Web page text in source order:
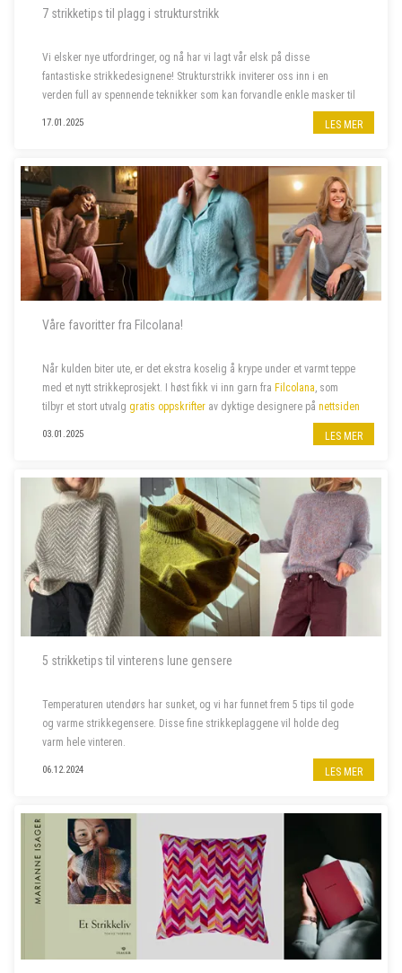
7 strikketips til plagg i strukturstrikk
Vi elsker nye utfordringer, og nå har vi lagt vår elsk på disse
fantastiske strikkedesignene! Strukturstrikk inviterer oss inn i en
verden full av spennende teknikker som kan forvandle enkle masker til
imponerende plagg. Dette er prosjektene som skal på våre pinner
17.01.2025 LES MER
Våre favoritter fra Filcolana!
Når kulden biter ute, er det ekstra koselig å krype under et varmt teppe
med et nytt strikkeprosjekt. I høst fikk vi inn garn fra Filcolana , som
tilbyr et stort utvalg gratis oppskrifter av dyktige designere på nettsiden
03.01.2025 LES MER
5 strikketips til vinterens lune gensere
Temperaturen utendørs har sunket, og vi har funnet frem 5 tips til gode
og varme strikkegensere. Disse fine strikkeplaggene vil holde deg
varm hele vinteren.
06.12.2024 LES MER